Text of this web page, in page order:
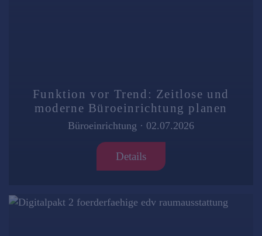
Funktion vor Trend: Zeitlose und
moderne Büroeinrichtung planen
Büroeinrichtung · 02.07.2026
Details